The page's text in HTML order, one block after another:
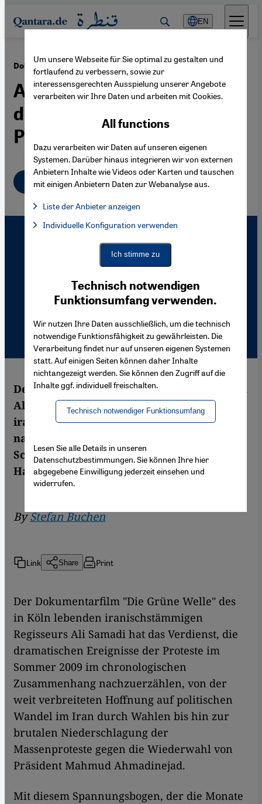
Direkt zum Inhalt springen
EN
Dokumentarfilm "Die Grüne Welle" ·15.10.2010
Aufstieg und Niedergang
der iranischen
Protestbewegung
Deutsch
Der Dokumentarfilm "Die Grüne Welle" von
Ali Samadi erzählt das Drama um die
iranischen Präsidentschaftswahlen 2009
nach und offenbart dabei ungewollt die
Schwächen der Opposition gegen die
Hardliner um Ahmadinejad und Khamenei.
ByStefan Buchen
Link Share Print
Der Dokumentarfilm "Die Grüne Welle" des
in Köln lebenden iranischstämmigen
Regisseurs Ali Samadi hat das Verdienst, die
dramatischen Ereignisse der Proteste im
Sommer 2009 im chronologischen
Zusammenhang nachzuerzählen, von der
weit verbreiteten Hoffnung auf politischen
Wandel im Iran durch Wahlen bis hin zur
brutalen Niederschlagung der
Massenproteste gegen die Wiederwahl von
Präsident Mahmud Ahmadinejad.
Mit diesem Spannungsbogen, der die Monate
Um unsere Webseite für Sie optimal zu gestalten und
fortlaufend zu verbessern, sowie zur
interessensgerechten Ausspielung unserer Angebote
verarbeiten wir Ihre Daten und arbeiten mit Cookies.
Technisch notwendigen
Funktionsumfang verwenden.
Wir nutzen Ihre Daten ausschließlich, um die technisch
notwendige Funktionsfähigkeit zu gewährleisten. Die
Verarbeitung findet nur auf unseren eigenen Systemen
statt. Auf einigen Seiten können daher Inhalte
nichtangezeigt werden. Sie können den Zugriff auf die
Inhalte ggf. individuell freischalten.
Technisch notwendiger Funktionsumfang
All functions
Dazu verarbeiten wir Daten auf unseren eigenen
Systemen. Darüber hinaus integrieren wir von externen
Anbietern Inhalte wie Videos oder Karten und tauschen
mit einigen Anbietern Daten zur Webanalyse aus.
Liste der Anbieter anzeigen
Facebook Embed / Facebook Connect, Google Maps Embed,
Facebook Embed / Facebook Connect
Google Maps Embed
Individuelle Konfiguration verwenden
Ich stimme zu
Lesen Sie alle Details in unseren
Datenschutzbestimmungen. Sie können Ihre hier
abgegebene Einwilligung jederzeit einsehen und
widerrufen.